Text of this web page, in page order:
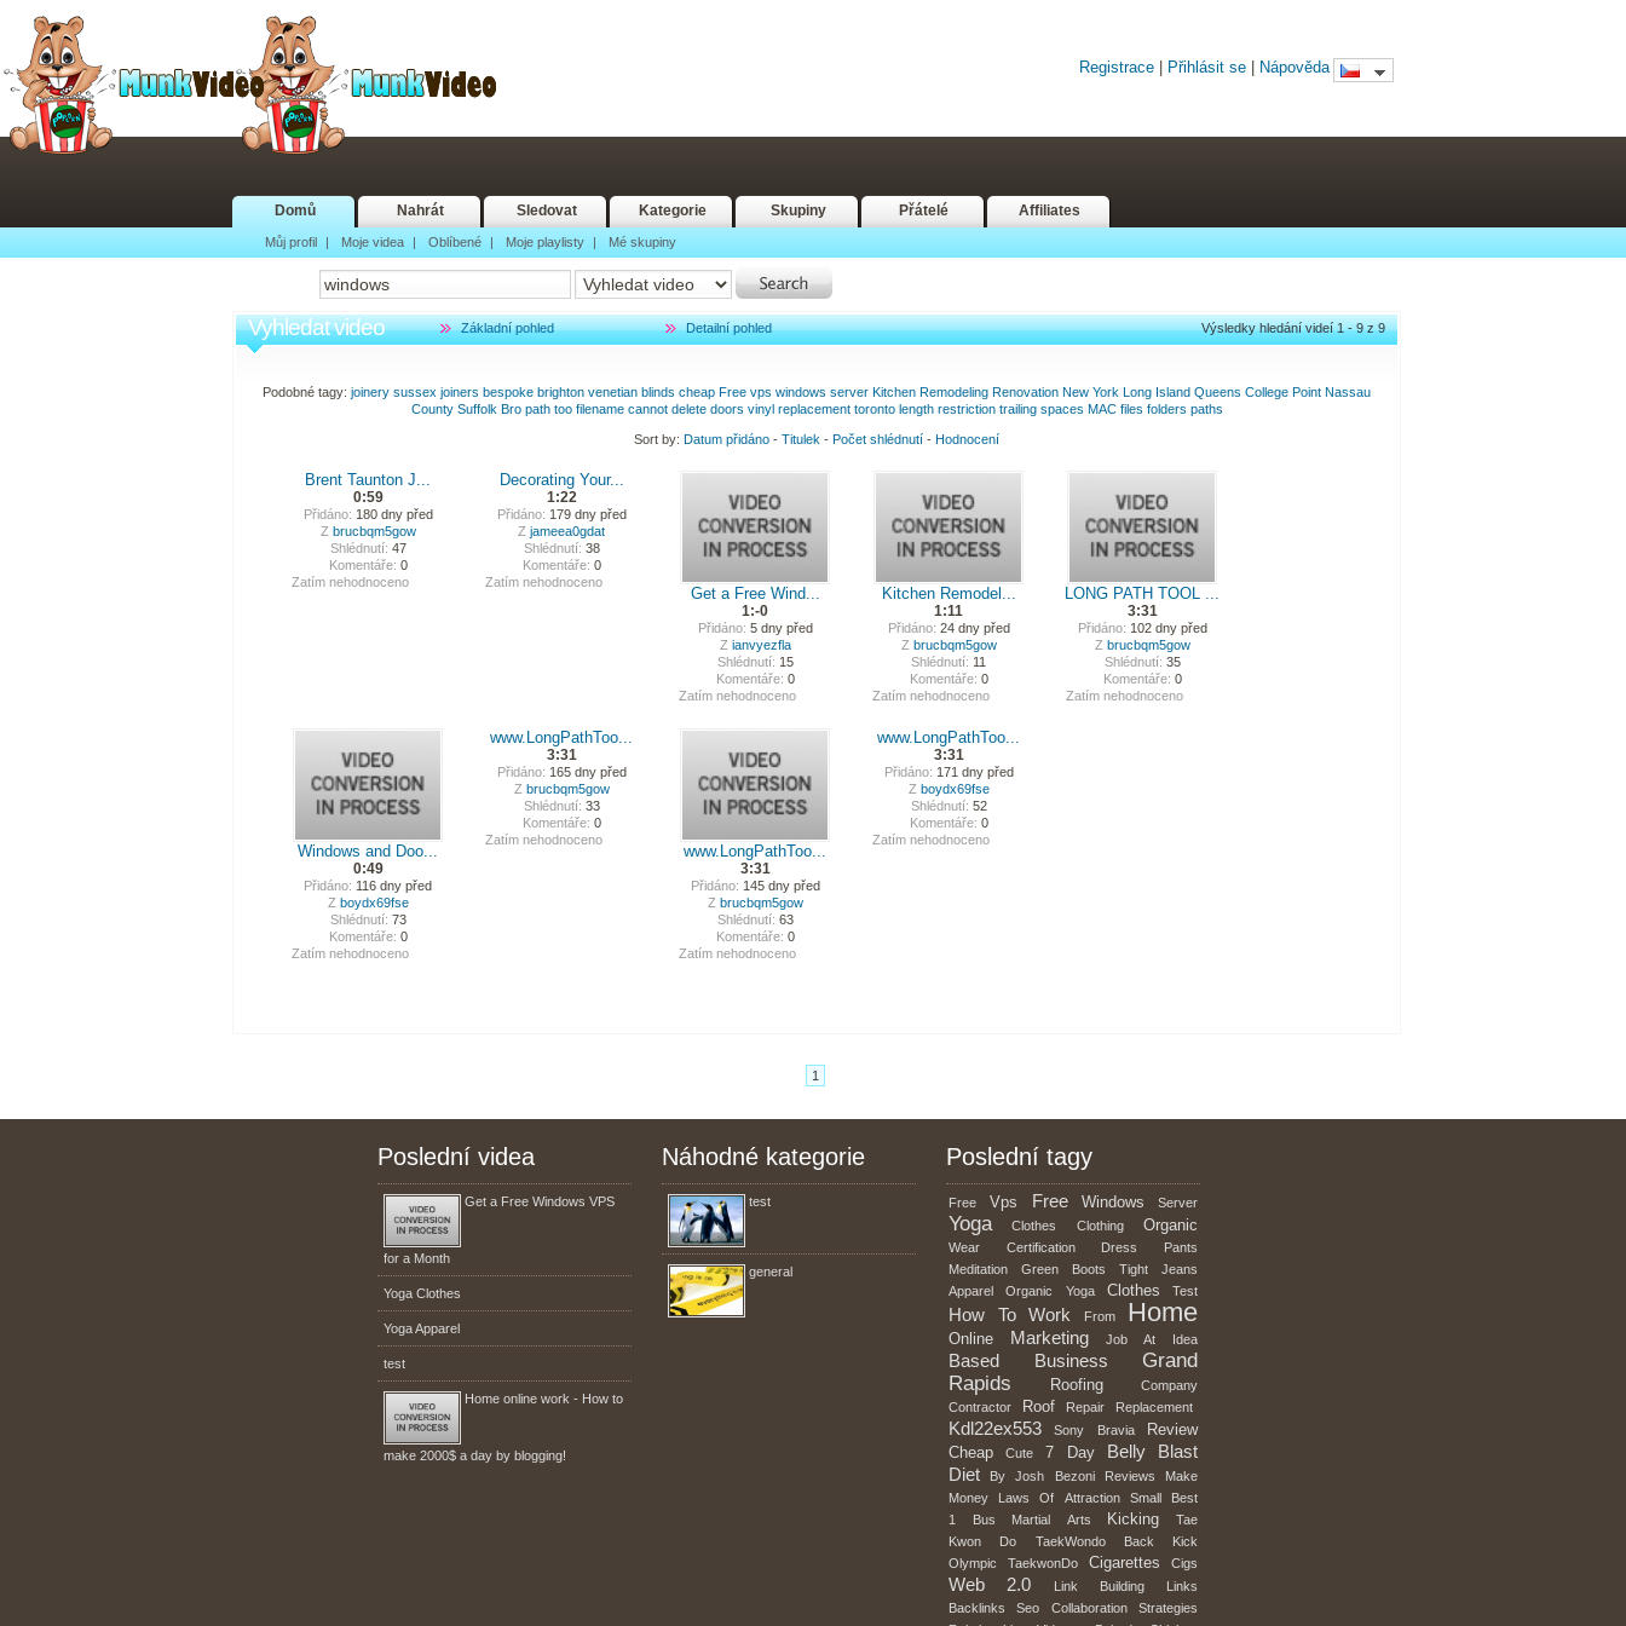
Registrace Přihlásit se Nápověda
Domů Nahrát Sledovat Kategorie Skupiny Přátelé Affiliates
Můj profil | Moje videa | Oblíbené | Moje playlisty | Mé skupiny
Vyhledat video Základní pohled Detailní pohled Výsledky hledání videí 1 - 9 z 9
Podobné tagy: joinery sussex joiners bespoke brighton venetian blinds cheap Free vps windows server Kitchen Remodeling Renovation New York Long Island Queens College Point Nassau
County Suffolk Bro path too filename cannot delete doors vinyl replacement toronto length restriction trailing spaces MAC files folders paths
Sort by: Datum přidáno - Titulek - Počet shlédnutí - Hodnocení
Brent Taunton J...
0:59
Přidáno: 180 dny před
Z brucbqm5gow
Shlédnutí: 47
Komentáře: 0
Zatím nehodnoceno
Decorating Your...
1:22
Přidáno: 179 dny před
Z jameea0gdat
Shlédnutí: 38
Komentáře: 0
Zatím nehodnoceno
Get a Free Wind...
1:-0
Přidáno: 5 dny před
Z ianvyezfla
Shlédnutí: 15
Komentáře: 0
Zatím nehodnoceno
Kitchen Remodel...
1:11
Přidáno: 24 dny před
Z brucbqm5gow
Shlédnutí: 11
Komentáře: 0
Zatím nehodnoceno
LONG PATH TOOL ...
3:31
Přidáno: 102 dny před
Z brucbqm5gow
Shlédnutí: 35
Komentáře: 0
Zatím nehodnoceno
Windows and Doo...
0:49
Přidáno: 116 dny před
Z boydx69fse
Shlédnutí: 73
Komentáře: 0
Zatím nehodnoceno
www.LongPathToo...
3:31
Přidáno: 165 dny před
Z brucbqm5gow
Shlédnutí: 33
Komentáře: 0
Zatím nehodnoceno
www.LongPathToo...
3:31
Přidáno: 145 dny před
Z brucbqm5gow
Shlédnutí: 63
Komentáře: 0
Zatím nehodnoceno
www.LongPathToo...
3:31
Přidáno: 171 dny před
Z boydx69fse
Shlédnutí: 52
Komentáře: 0
Zatím nehodnoceno
1
Poslední videa
Get a Free Windows VPS
for a Month
Yoga Clothes
Yoga Apparel
test
Home online work - How to
make 2000$ a day by blogging!
Náhodné kategorie
test
general
Poslední tagy
Free Vps Free Windows Server
Yoga Clothes Clothing Organic
Wear Certification Dress
Pants
Meditation
Green Boots Tight
Jeans
Apparel
Organic Yoga Clothes Test
How To Work From Home
Online Marketing Job At Idea
Based Business
Grand
Rapids
Roofing
Company
Contractor
Roof Repair Replacement
Kdl22ex553 Sony Bravia
Review
Cheap
Cute 7 Day Belly
Blast
Diet
By Josh Bezoni Reviews
Make
Money
Laws Of Attraction Small
Best
1
Bus Martial Arts Kicking
Tae
Kwon
Do TaekWondo Back
Kick
Olympic
TaekwonDo Cigarettes Cigs
Web 2.0 Link Building
Links
Backlinks
Seo Collaboration
Strategies